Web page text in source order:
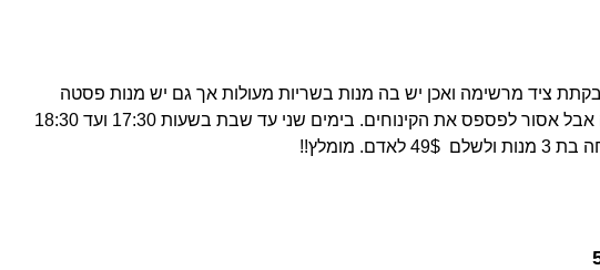
ציד מרשימה ואכן יש בה מנות בשריות מעולות אך גם יש מנות פסטה
וסלטים, היא לא זולה אבל אסור לפספס את הקינוחים. בימים שני עד שבת בשעות 17:30 ועד 18:30
מומלץ!!